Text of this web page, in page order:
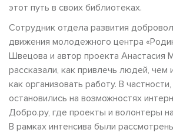
этот путь в своих библиотеках.
Сотрудник отдела развития
движения молодежного центра
Швецова и автор проекта Анастасия
рассказали, как привлечь людей, чем
как организовать работу. В
остановились на возможностях
Добро.ру, где проекты и волонтеры
В рамках интенсива были